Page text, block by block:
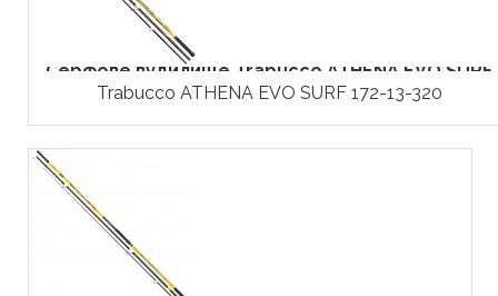
Серфове вудилище Trabucco ATHENA EVO SURF
Trabucco ATHENA EVO SURF 172-13-320